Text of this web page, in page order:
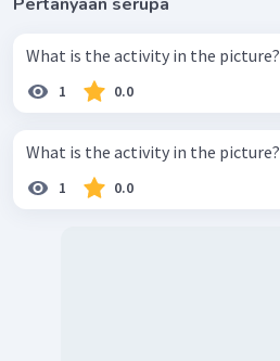
What is the activity in the picture?
1 0.0
What is the activity in the picture?
1 0.0